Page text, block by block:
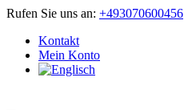
Rufen Sie uns an: +493070600456
Kontakt
Mein Konto